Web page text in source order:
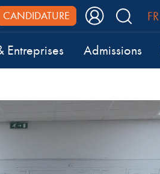
CANDIDATURE FR
Entreprises Admissions